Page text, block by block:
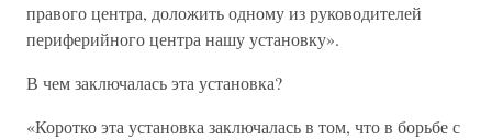
правого центра, доложить одному из руководителей
периферийного центра нашу установку».
В чем заключалась эта установка?
«Коротко эта установка заключалась в том, что в борьбе с